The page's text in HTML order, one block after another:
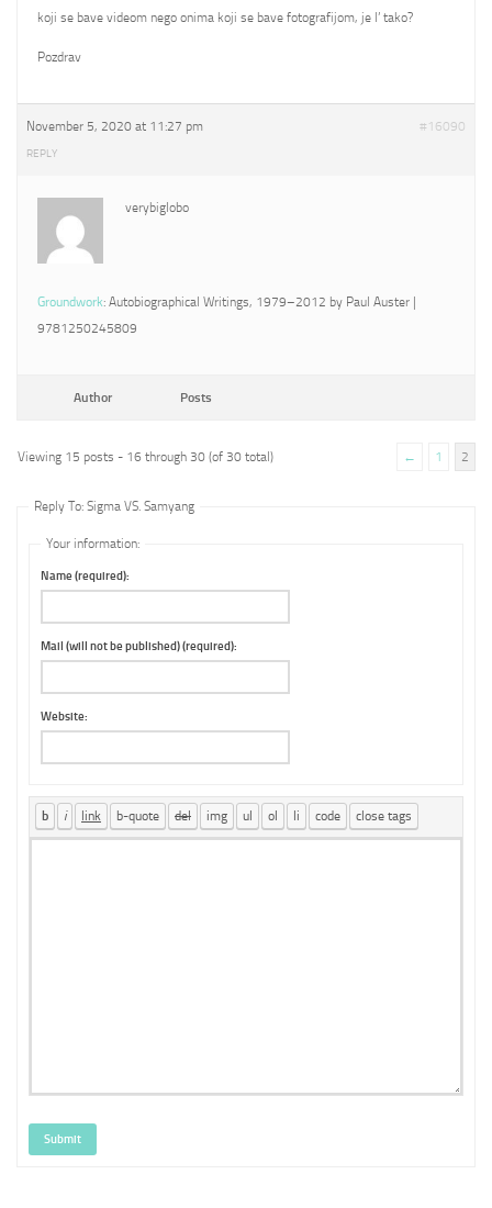
koji se bave videom nego onima koji se bave fotografijom, je l’ tako?
Pozdrav
November 5, 2020 at 11:27 pm #16090
REPLY
verybiglobo
Groundwork: Autobiographical Writings, 1979–2012 by Paul Auster |
9781250245809
Author Posts
Viewing 15 posts - 16 through 30 (of 30 total) ← 1 2
Reply To: Sigma VS. Samyang
Your information:
Name (required):
Mail (will not be published) (required):
Website:
Submit